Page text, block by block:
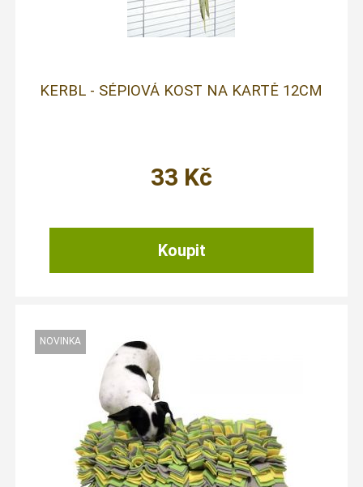
KERBL - SÉPIOVÁ KOST NA KARTĚ 12CM
33 Kč